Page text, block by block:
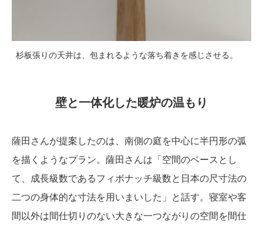
杉板張りの天井は、包まれるような落ち着きを感じさせる。
壁と一体化した暖炉の温もり
薩田さんが提案したのは、南側の庭を中心に半円形の弧
を描くようなプラン。薩田さんは「空間のベースとし
て、成長級数であるフィボナッチ級数と日本の尺寸法の
二つの身体的な寸法を用いまいした」と話す。寝室や客
間以外は間仕切りのない大きな一つながりの空間を間仕